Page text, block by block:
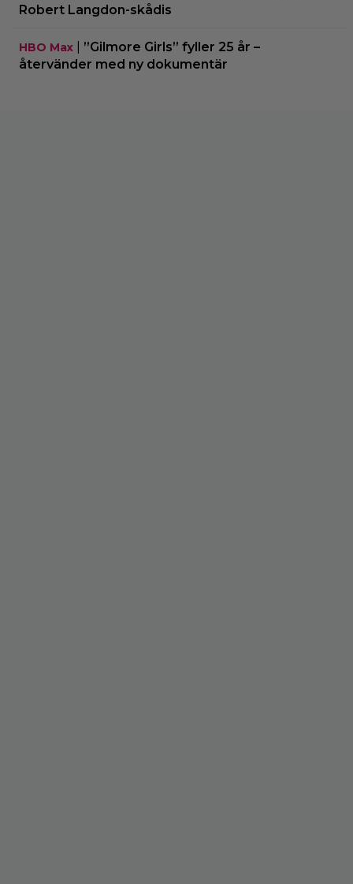
Robert Langdon-skådis
HBO Max
”Gilmore Girls” fyller 25 år –
återvänder med ny dokumentär